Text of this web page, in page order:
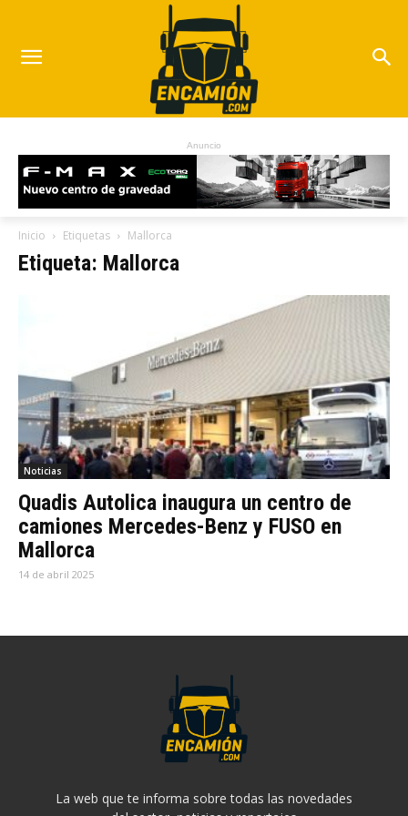
Anuncio
Inicio Etiquetas Mallorca
Etiqueta: Mallorca
Noticias
Quadis Autolica inaugura un centro de
camiones Mercedes-Benz y FUSO en
Mallorca
14 de abril 2025
La web que te informa sobre todas las novedades